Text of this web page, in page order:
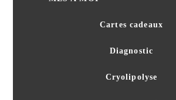
Cartes cadeaux
Diagnostic
Cryolipolyse